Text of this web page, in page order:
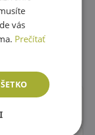
hand
vás
Prečítať